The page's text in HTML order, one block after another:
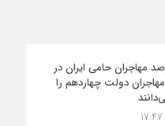
۸۶ درصد مهاجران حامی ایران در
مهاجران دولت چهاردهم را